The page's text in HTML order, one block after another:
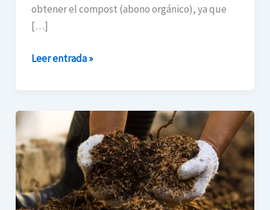
obtener el compost (abono orgánico), ya que
[…]
Leer entrada »
Compost,
lobricompuestos
y
bocashi:
la
fórmula